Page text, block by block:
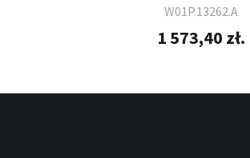
W01P.13262.A
1 573,40 zł.